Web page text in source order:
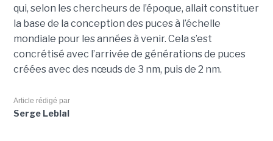
qui, selon les chercheurs de l’époque, allait constituer
la base de la conception des puces à l’échelle
mondiale pour les années à venir. Cela s’est
concrétisé avec l’arrivée de générations de puces
créées avec des nœuds de 3 nm, puis de 2 nm.
Article rédigé par
Serge Leblal